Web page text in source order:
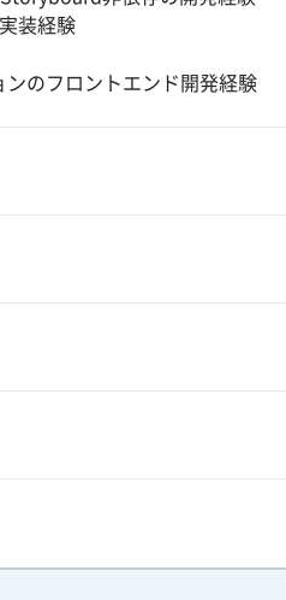
装経験
ンのフロントエンド開発経験